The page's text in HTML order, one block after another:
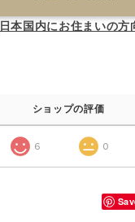
日本国内にお住まいの方
ショップの評価
6 0